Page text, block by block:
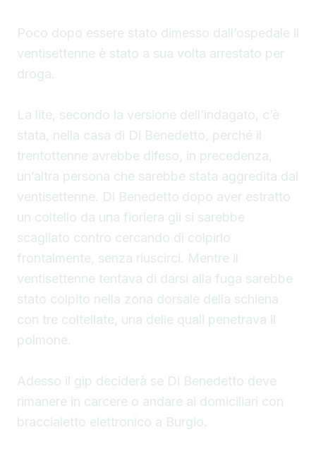
Poco dopo essere stato dimesso dall’ospedale il
ventisettenne è stato a sua volta arrestato per
droga.
La lite, secondo la versione dell’indagato, c’è
stata, nella casa di Di Benedetto, perché il
trentottenne avrebbe difeso, in precedenza,
un’altra persona che sarebbe stata aggredita dal
ventisettenne. Di Benedetto dopo aver estratto
un coltello da una fioriera gli si sarebbe
scagliato contro cercando di colpirlo
frontalmente, senza riuscirci. Mentre il
ventisettenne tentava di darsi alla fuga sarebbe
stato colpito nella zona dorsale della schiena
con tre coltellate, una delle quali penetrava il
polmone.
Adesso il gip deciderà se Di Benedetto deve
rimanere in carcere o andare ai domiciliari con
braccialetto elettronico a Burgio.